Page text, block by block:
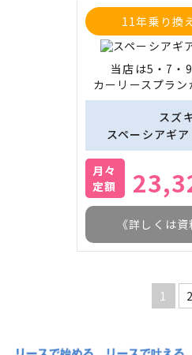
11年乗り換
当店は5・7・
カーリースプラン
スズ
スペーシアギ
月々
定額
《詳しくは資
1 2